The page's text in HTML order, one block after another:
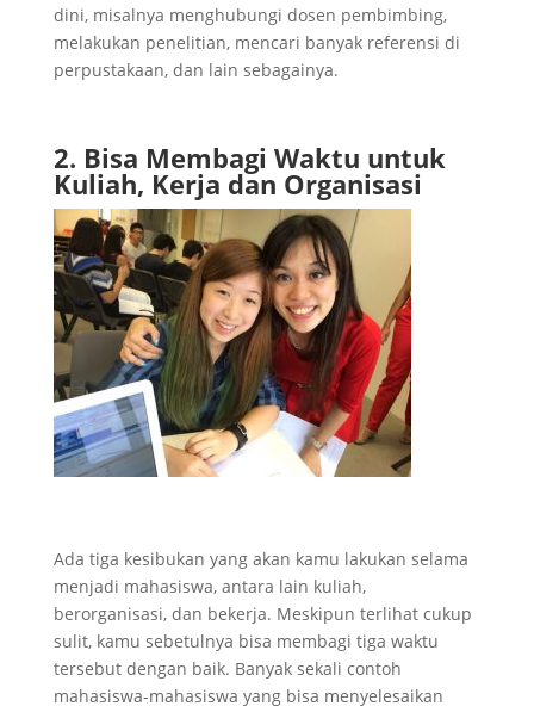
dini, misalnya menghubungi dosen pembimbing,
melakukan penelitian, mencari banyak referensi di
perpustakaan, dan lain sebagainya.
2. Bisa Membagi Waktu untuk
Kuliah, Kerja dan Organisasi
Ada tiga kesibukan yang akan kamu lakukan selama
menjadi mahasiswa, antara lain kuliah,
berorganisasi, dan bekerja. Meskipun terlihat cukup
sulit, kamu sebetulnya bisa membagi tiga waktu
tersebut dengan baik. Banyak sekali contoh
mahasiswa-mahasiswa yang bisa menyelesaikan